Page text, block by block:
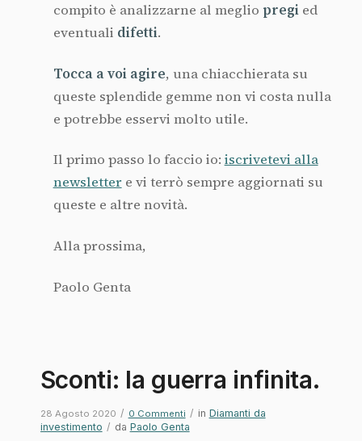
compito è analizzarne al meglio pregi ed
eventuali difetti.
Tocca a voi agire, una chiacchierata su
queste splendide gemme non vi costa nulla
e potrebbe esservi molto utile.
Il primo passo lo faccio io: iscrivetevi alla
newslettere vi terrò sempre aggiornati su
queste e altre novità.
Alla prossima,
Paolo Genta
Sconti: la guerra infinita.
28 Agosto 2020 / 0 Commenti / in Diamanti da
investimento / da Paolo Genta